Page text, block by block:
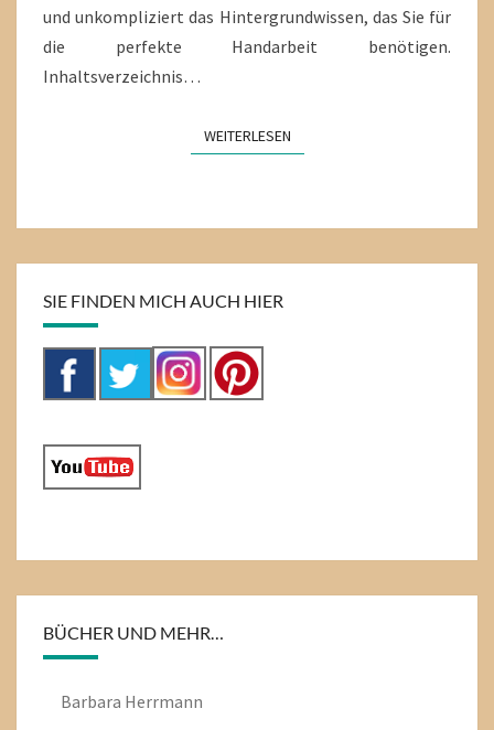
und unkompliziert das Hintergrundwissen, das Sie für
die perfekte Handarbeit benötigen.
Inhaltsverzeichnis…
WEITERLESENWEITERLESEN
SIE FINDEN MICH AUCH HIER
BÜCHER UND MEHR…
Barbara Herrmann